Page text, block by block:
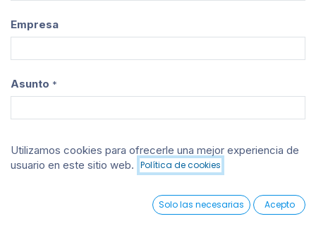
0
Wishlist Account
Empresa
Asunto *
Pregunta
Utilizamos cookies para ofrecerle una mejor experiencia de
usuario en este sitio web. Política de cookies
Solo las necesarias Acepto